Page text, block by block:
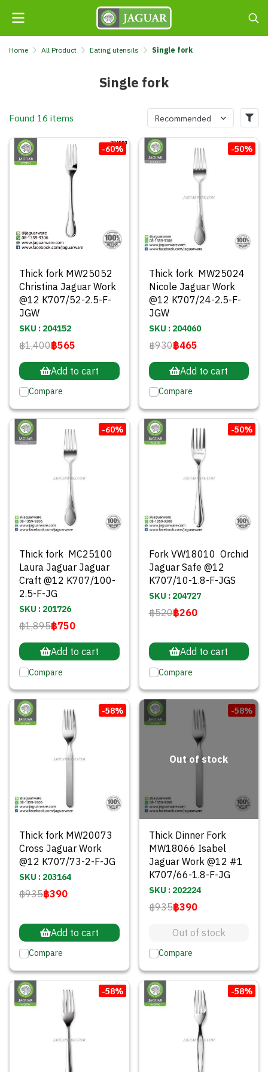
Home All Product Eating utensils Single fork
Single fork
Found 16 items Recommended
-60%
Thick fork MW25052
Christina Jaguar Work
@12 K707/52-2.5-F-
JGW
SKU : 204152
฿1,400฿565
Add to cart
Compare
-50%
Thick fork MW25024
Nicole Jaguar Work
@12 K707/24-2.5-F-
JGW
SKU : 204060
฿930฿465
Add to cart
Compare
-60%
Thick fork MC25100
Laura Jaguar Jaguar
Craft @12 K707/100-
2.5-F-JG
SKU : 201726
฿1,895฿750
Add to cart
Compare
-50%
Fork VW18010 Orchid
Jaguar Safe @12
K707/10-1.8-F-JGS
SKU : 204727
฿520฿260
Add to cart
Compare
-58%
Thick fork MW20073
Cross Jaguar Work
@12 K707/73-2-F-JG
SKU : 203164
฿935฿390
Add to cart
Compare
-58%
Out of stock
Thick Dinner Fork
MW18066 Isabel
Jaguar Work @12 #1
K707/66-1.8-F-JG
SKU : 202224
฿935฿390
Out of stock
Compare
-58% -58%